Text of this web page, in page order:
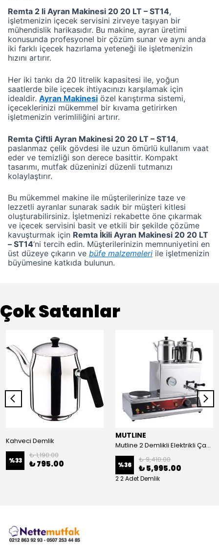
Remta 2 li Ayran Makinesi 20 20 LT – ST14,
işletmenizin içecek servisini zirveye taşıyan bir
mühendislik harikasıdır. Bu makine, ayran üretimi
konusunda profesyonel bir çözüm sunar ve aynı anda
iki farklı içecek hazırlama yeteneği ile işletmenizin
hızını artırır.
Her iki tankı da 20 litrelik kapasitesi ile, yoğun
saatlerde bile içecek ihtiyacınızı karşılamak için
idealdir. Ayran Makinesi özel karıştırma sistemi,
içeceklerinizi mükemmel bir kıvama getirirken
işletmenizin verimliliğini artırır.
Remta Çiftli Ayran Makinesi 20 20 LT – ST14,
paslanmaz çelik gövdesi ile uzun ömürlü kullanım vaat
eder ve temizliği son derece basittir. Kompakt
tasarımı, mutfak düzeninizi düzenli tutmanızı
kolaylaştırır.
Bu mükemmel makine ile müşterilerinize taze ve
lezzetli ayranlar sunarak sadık bir müşteri kitlesi
oluşturabilirsiniz. İşletmenizi rekabette öne çıkarmak
ve içecek servisini basit ve etkili bir şekilde çözüme
kavuşturmak için Remta İkili Ayran Makinesi 20 20 LT
– ST14‘ni tercih edin. Müşterilerinizin memnuniyetini en
üst düzeye çıkarın ve büfe malzemeleri ile işletmenizin
büyümesine katkıda bulunun.
Çok Satanlar
Kahveci Demlik
%33
₺ 1,190.00
₺ 795.00
MUTLINE
Mutline 2 Demlikli Elektrikli Çay Kazanı, Çay Ocağı 25 LT
%36
₺ 9,410.00
₺ 5,995.00
2 2 Adet Demlik